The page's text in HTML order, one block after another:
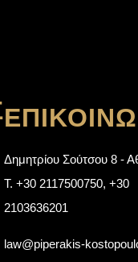
Δημητρίου Σούτσου 8 -
T. +30 2117500750, +30
2103636201
law@piperakis-